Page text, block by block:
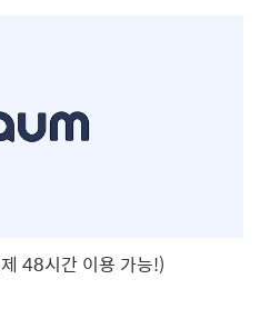
48시간 이용 가능!)